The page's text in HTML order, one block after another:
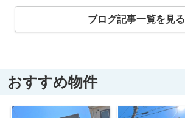
ブログ記事一覧を見る
おすすめ物件